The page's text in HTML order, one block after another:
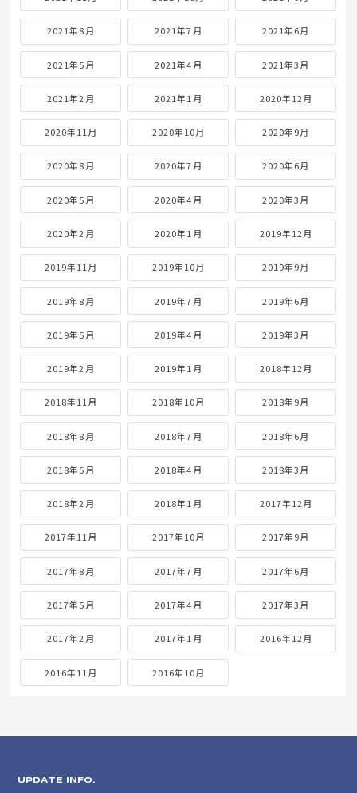
2021年8月 2021年7月 2021年6月
2021年5月 2021年4月 2021年3月
2021年2月 2021年1月 2020年12月
2020年11月 2020年10月 2020年9月
2020年8月 2020年7月 2020年6月
2020年5月 2020年4月 2020年3月
2020年2月 2020年1月 2019年12月
2019年11月 2019年10月 2019年9月
2019年8月 2019年7月 2019年6月
2019年5月 2019年4月 2019年3月
2019年2月 2019年1月 2018年12月
2018年11月 2018年10月 2018年9月
2018年8月 2018年7月 2018年6月
2018年5月 2018年4月 2018年3月
2018年2月 2018年1月 2017年12月
2017年11月 2017年10月 2017年9月
2017年8月 2017年7月 2017年6月
2017年5月 2017年4月 2017年3月
2017年2月 2017年1月 2016年12月
2016年11月 2016年10月
UPDATE INFO.